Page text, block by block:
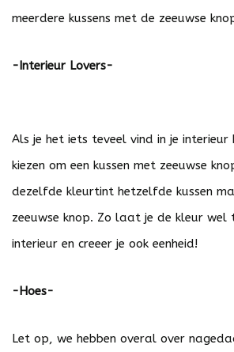
meerdere kussens met de zeeuwse
-Interieur Lovers-
Als je het iets teveel vind in je interieur
kiezen om een kussen met zeeuwse
dezelfde kleurtint hetzelfde kussen
zeeuwse knop. Zo laat je de kleur wel
interieur en creeer je ook eenheid!
-Hoes-
Let op, we hebben overal over